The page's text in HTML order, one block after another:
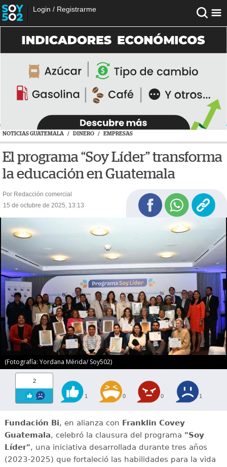
Login / Registrarme
NOTICIAS GUATEMALA / DINERO / EMPRESAS
El programa “Soy Líder” transforma
la educación en Guatemala
Por Redacción comercial
15 de octubre de 2025, 13:13
(Fotografía: Yordana Mérida/ Soy502)
2
1 0 0 1
Fundación Bi, en alianza con Franklin Covey
Guatemala, celebró la clausura del programa "Soy
Líder", una iniciativa desarrollada durante tres años
(2023-2025) que fortaleció las habilidades para la vida